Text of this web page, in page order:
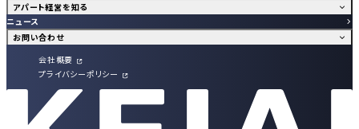
アパート経営を知る
ニュース
お問い合わせ
会社概要
プライバシーポリシー